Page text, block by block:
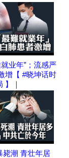
业年”；流感严
增【 #晓坤话时
】｜
毙潮 青壮年居